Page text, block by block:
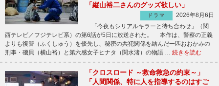
「縦山裕二さんのグッズ欲しい」
ドラマ
2026年8月6日
「今夜もシリアルキラーと待ち合わせ」（関
西テレビ／フジテレビ系）の第6話が5日に放送された。 本作は、警察の正義
よりも復讐（ふくしゅう）を優先し、秘密の共犯関係を結んだ一匹おおかみの
刑事・磯貝（横山裕）と第六感女子ヒナタ（関水渚）の物語 … 続きを読む
「クロスロード ～救命救急の約束～」
「人間関係、特に人を指導するのはすご